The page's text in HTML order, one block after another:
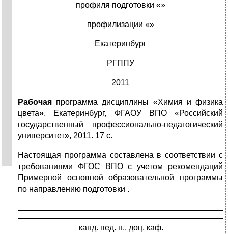
профиля подготовки «»
профилизации «»
Екатеринбург
РГППУ
2011
Рабочая программа дисциплины «Химия и физика
цвета». Екатеринбург, ФГАОУ ВПО «Российский
государственный профессионально-педагогический
университет», 2011. 17 с.
Настоящая программа составлена в соответствии с
требованиями ФГОС ВПО с учетом рекомендаций
Примерной основной образовательной программы
по направлению подготовки .
канд. пед. н., доц. каф.